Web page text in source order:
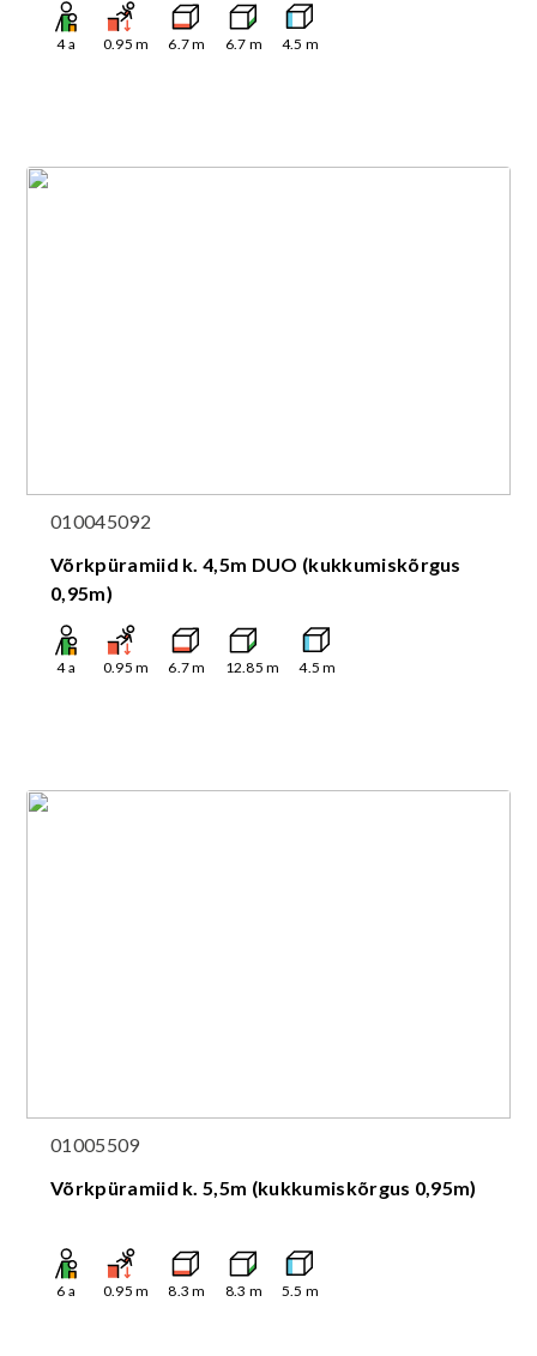
4a 0.95 m 6.7m 6.7 m 4.5 m
010045092
Võrkpüramiid k. 4,5m DUO (kukkumiskõrgus
0,95m)
4a 0.95 m 6.7m 12.85 m 4.5 m
01005509
Võrkpüramiid k. 5,5m (kukkumiskõrgus 0,95m)
6 a 0.95 m 8.3 m 8.3 m 5.5 m